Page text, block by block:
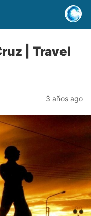
| Travel
3 años ago